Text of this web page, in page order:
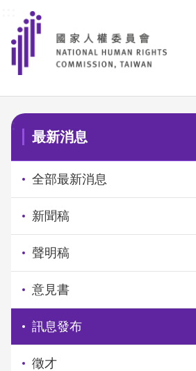
前往主要內容區塊
:::
最新消息
全部最新消息
新聞稿
聲明稿
意見書
訊息發布
徵才